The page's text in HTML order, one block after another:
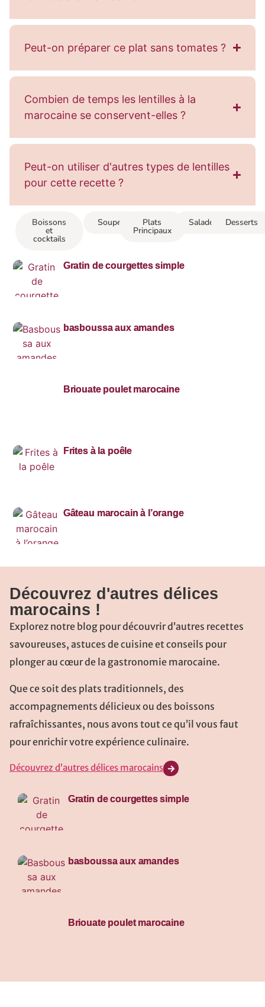
Peut-on préparer ce plat sans tomates ?
Combien de temps les lentilles à la
marocaine se conservent-elles ?
Peut-on utiliser d'autres types de lentilles
pour cette recette ?
Boissons
et
cocktails
Soupes Plats
Principaux
Salades Desserts
Gratin de courgettes simple
basboussa aux amandes
Briouate poulet marocaine
Frites à la poêle
Gâteau marocain à l’orange
Découvrez d'autres délices
marocains !
Explorez notre blog pour découvrir d’autres recettes
savoureuses, astuces de cuisine et conseils pour
plonger au cœur de la gastronomie marocaine.
Que ce soit des plats traditionnels, des
accompagnements délicieux ou des boissons
rafraîchissantes, nous avons tout ce qu’il vous faut
pour enrichir votre expérience culinaire.
Découvrez d’autres délices marocains
Gratin de courgettes simple
basboussa aux amandes
Briouate poulet marocaine